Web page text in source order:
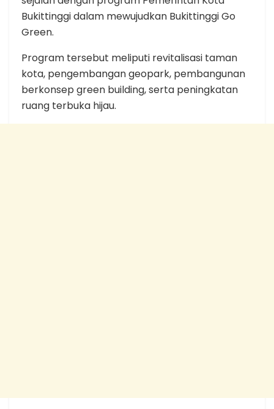
Bukittinggi dalam mewujudkan Bukittinggi Go
Green.
Program tersebut meliputi revitalisasi taman
kota, pengembangan geopark, pembangunan
berkonsep green building, serta peningkatan
ruang terbuka hijau.